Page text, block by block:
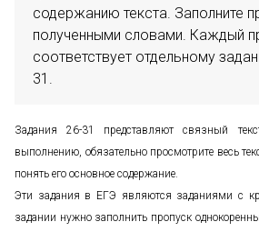
содержанию текста. Заполните
полученными словами. Каждый
соответствует отдельному
31.
Задания 26-31 представляют связный
выполнению, обязательно просмотрите весь
понять его основное содержание.
Эти задания в ЕГЭ являются заданиями с
задании нужно заполнить пропуск